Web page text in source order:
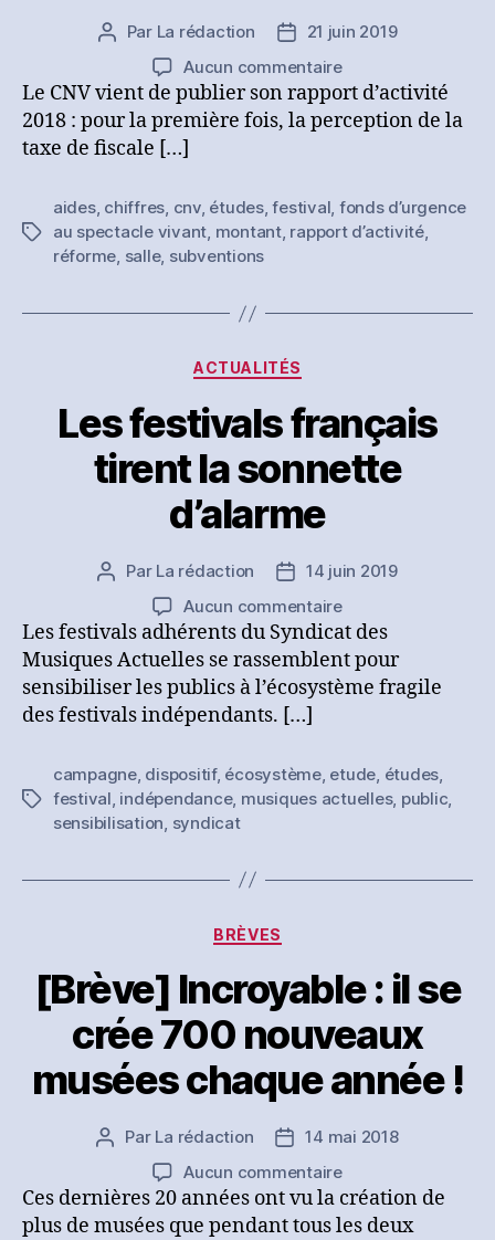
Auteur
l’article
Par La rédaction
Date21 juin 2019
Aucun commentairesur
[Etude]
Le
CNV
rapport
d’activité
Le CNV vient de publier son rapport d’activité
2018 : pour la première fois, la perception de la
taxe de fiscale […]
Étiquettes
aides, chiffres, cnv, études,festival, fonds d’urgence
au spectacle vivant, montant, rapport d’activité,
réforme, salle, subventions
Catégories
ACTUALITÉS
Les festivals français
tirent la sonnette
d’alarme
Auteur
l’article
Par La rédaction
Date
l’article
14 juin 2019
Aucun commentairesur
Les
festivals
français
d’alarme
Les festivals adhérents du Syndicat des
Musiques Actuelles se rassemblent pour
sensibiliser les publics à l’écosystème fragile
des festivals indépendants. […]
Étiquettes
campagne, dispositif, écosystème, etude études
festival indépendance, musiques actuelles, public
sensibilisation syndicat
Catégories
BRÈVES
[Brève] Incroyable : il se
crée 700 nouveaux
musées chaque année !
Auteur
l’article
Par La rédaction
Date
l’article
14 mai 2018
Aucun commentairesur
[Brève]
Incroyable
Ces dernières 20 années ont vu la création de
plus de musées que pendant tous les deux